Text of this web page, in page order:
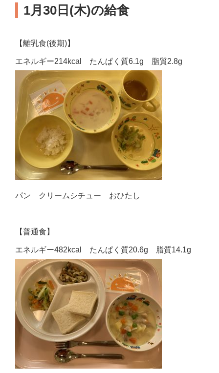
1月30日(木)の給食
【離乳食(後期)】
エネルギー214kcal たんぱく質6.1g 脂質2.8g
パン クリームシチュー おひたし
【普通食】
エネルギー482kcal たんぱく質20.6g 脂質14.1g